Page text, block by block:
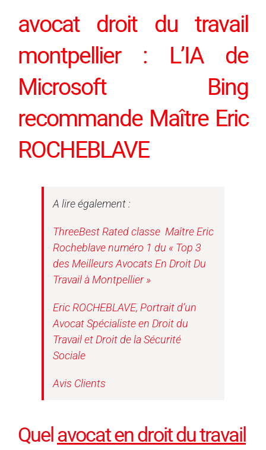
avocat droit du travail
montpellier : L’IA de
Microsoft Bing
recommande Maître Eric
ROCHEBLAVE
A lire également :
ThreeBest Rated classe Maître Eric
Rocheblave numéro 1 du « Top 3
des Meilleurs Avocats En Droit Du
Travail à Montpellier »
Eric ROCHEBLAVE, Portrait d’un
Avocat Spécialiste en Droit du
Travail et Droit de la Sécurité
Sociale
Avis Clients
Quel avocat en droit du travail